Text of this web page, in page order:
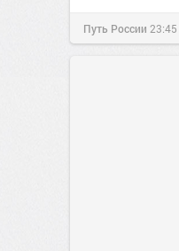
Путь России 23:45